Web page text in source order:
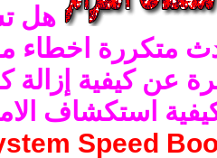
هل
متكررة اخطاء
عن كيفية
استكشاف